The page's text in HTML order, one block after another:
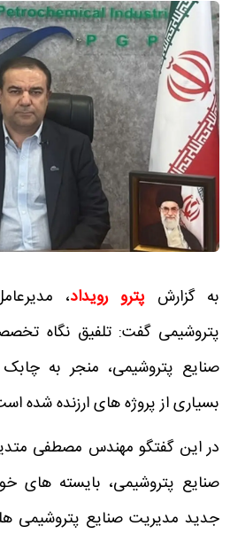
به گزارش پترو رویداد،
پتروشیمی گفت: تلفیق نگاه
صنایع پتروشیمی، منجر به
بسیاری از پروژه های ارزنده شده
در این گفتگو مهندس مصطفی
صنایع پتروشیمی، بایسته های
جدید مدیریت صنایع پتروشیمی